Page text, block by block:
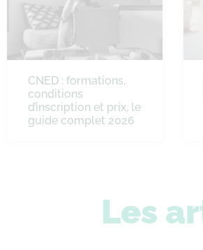
CNED : formations,
conditions
d’inscription et prix, le
guide complet 2026
Les